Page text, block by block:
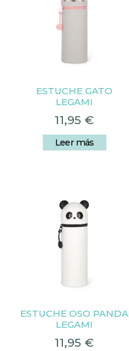
ESTUCHE GATO
LEGAMI
11,95 €
Leer más
ESTUCHE OSO PANDA
LEGAMI
11,95 €